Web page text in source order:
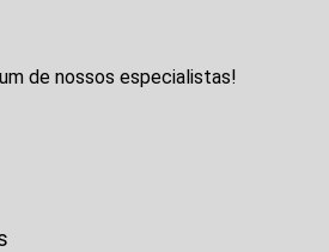
de nossos especialistas!